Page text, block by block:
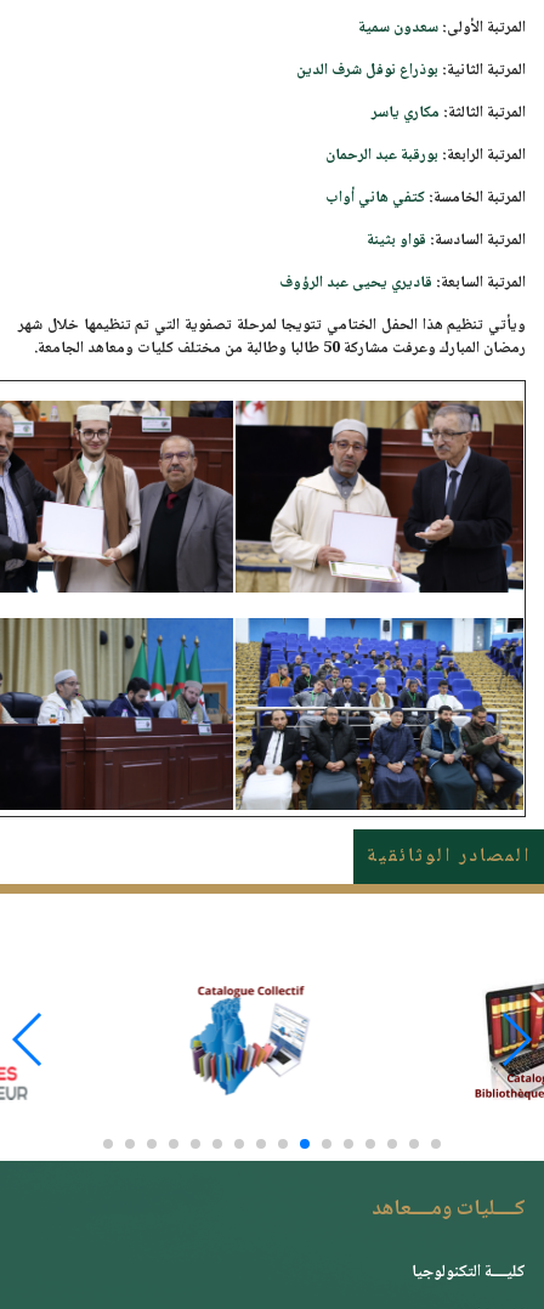
المرتبة الأولى:سعدون سمية
المرتبة الثانية: بوذراع نوفل شرف الدين
المرتبة الثالثة: مكاري ياسر
المرتبة الرابعة: بورقبة عبد الرحمان
المرتبة الخامسة:كتفي هاني أواب
المرتبة السادسة: قواو بثينة
المرتبة السابعة: قاديري يحيى عبد الرؤوف
ويأتي تنظيم هذا الحفل الختامي تتويجا لمرحلة تصفوية التي تم تنظيمها خلال شهر
رمضان المباركوعرفت مشاركة50 طالبا وطالبة من مختلف كليات ومعاهد الجامعة.
المصادر الوثائقية
كــــليات ومــــعاهد
كليــــة التكنولوجيا